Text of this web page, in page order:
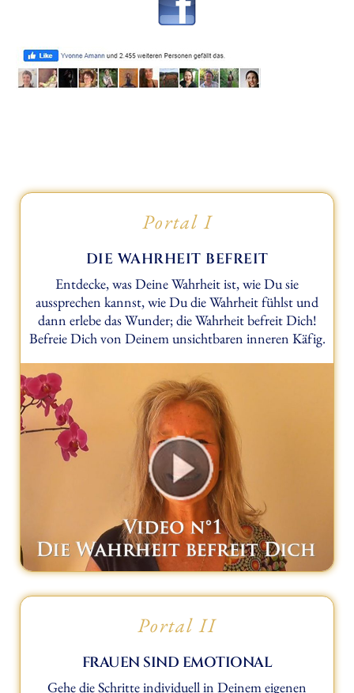
Portal I
DIE WAHRHEIT BEFREIT
Entdecke, was Deine Wahrheit ist, wie Du sie
aussprechen kannst, wie Du die Wahrheit fühlst und
dann erlebe das Wunder; die Wahrheit befreit Dich!
Befreie Dich von Deinem unsichtbaren inneren Käfig.
Portal II
FRAUEN SIND EMOTIONAL
Gehe die Schritte individuell in Deinem eigenen